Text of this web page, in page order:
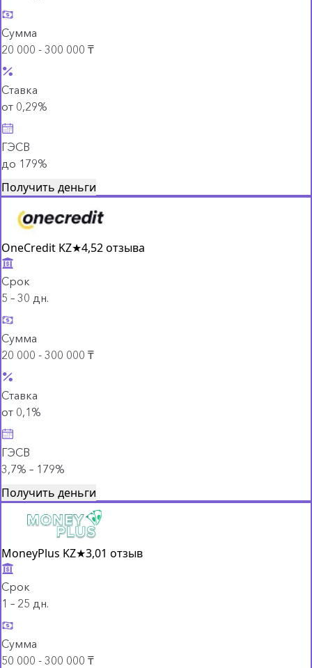
Сумма
20 000 - 300 000 ₸
Ставка
от 0,29%
ГЭСВ
до 179%
Получить деньги
OneCredit KZ★4,52 отзыва
Срок
5 – 30 дн.
Сумма
20 000 - 300 000 ₸
Ставка
от 0,1%
ГЭСВ
3,7% – 179%
Получить деньги
MoneyPlus KZ★3,01 отзыв
Срок
1 – 25 дн.
Сумма
50 000 - 300 000 ₸